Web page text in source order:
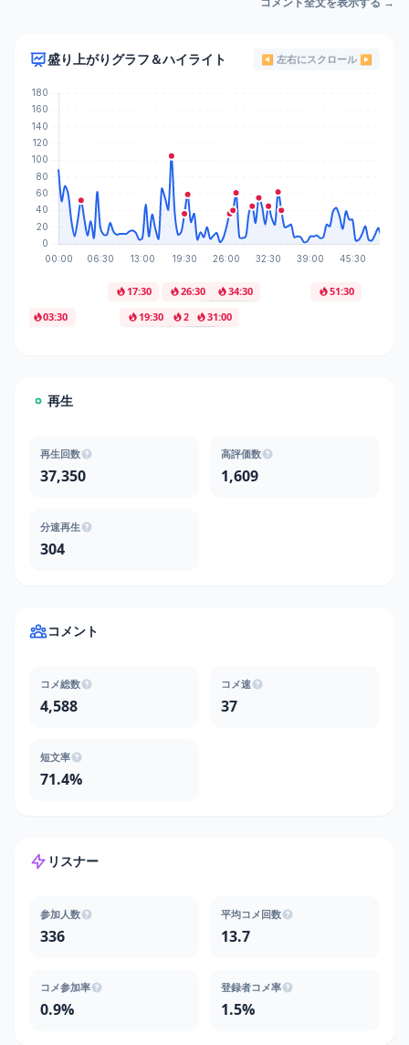
盛り上がりグラフ＆ハイライト ◀ 左右にスクロール ▶
34:00
20:00
32:30
30:00
34:30
27:30
17:30
27:00
03:30
51:30
19:30
26:30
31:00
再生
再生回数
37,350
高評価数
1,609
分速再生
304
コメント
コメ総数
4,588
コメ速
37
短文率
71.4%
リスナー
参加人数
336
平均コメ回数
13.7
コメ参加率
0.9%
登録者コメ率
1.5%